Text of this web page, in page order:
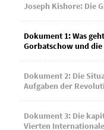
Joseph Kishore: Die
Dokument 1: Was
Gorbatschow und
Dokument 2: Die
Aufgaben der
Dokument 3: Die
Vierten Internationale